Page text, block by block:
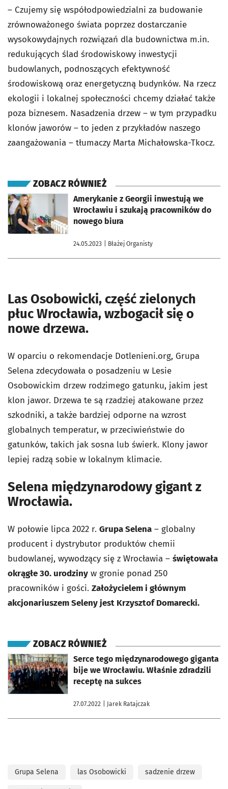
– Czujemy się współodpowiedzialni za budowanie
zrównoważonego świata poprzez dostarczanie
wysokowydajnych rozwiązań dla budownictwa m.in.
redukujących ślad środowiskowy inwestycji
budowlanych, podnoszących efektywność
środowiskową oraz energetyczną budynków. Na rzecz
ekologii i lokalnej społeczności chcemy działać także
poza biznesem. Nasadzenia drzew – w tym przypadku
klonów jaworów – to jeden z przykładów naszego
zaangażowania – tłumaczy Marta Michałowska-Tkocz.
ZOBACZ RÓWNIEŻ
Amerykanie z Georgii inwestują we
Wrocławiu i szukają pracowników do
nowego biura
24.05.2023 | Błażej Organisty
otworzy się w nowej karcie
Las Osobowicki, część zielonych
płuc Wrocławia, wzbogacił się o
nowe drzewa.
W oparciu o rekomendacje Dotlenieni.org, Grupa
Selena zdecydowała o posadzeniu w Lesie
Osobowickim drzew rodzimego gatunku, jakim jest
klon jawor. Drzewa te są rzadziej atakowane przez
szkodniki, a także bardziej odporne na wzrost
globalnych temperatur, w przeciwieństwie do
gatunków, takich jak sosna lub świerk. Klony jawor
lepiej radzą sobie w lokalnym klimacie.
Selena międzynarodowy gigant z
Wrocławia.
W połowie lipca 2022 r. Grupa Selena – globalny
producent i dystrybutor produktów chemii
budowlanej, wywodzący się z Wrocławia – świętowała
okrągłe 30. urodziny w gronie ponad 250
pracowników i gości. Założycielem i głównym
akcjonariuszem Seleny jest Krzysztof Domarecki.
ZOBACZ RÓWNIEŻ
Serce tego międzynarodowego giganta
bije we Wrocławiu. Właśnie zdradzili
receptę na sukces
27.07.2022 | Jarek Ratajczak
otworzy się w nowej karcie
Grupa Selena las Osobowicki sadzenie drzew